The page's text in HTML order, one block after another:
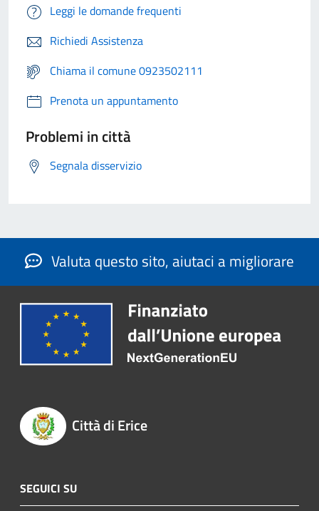
Leggi le domande frequenti
Richiedi Assistenza
Chiama il comune 0923502111
Prenota un appuntamento
Problemi in città
Segnala disservizio
Valuta questo sito, aiutaci a migliorare
Città di Erice
SEGUICI SU